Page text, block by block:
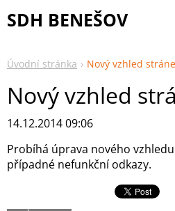
SDH BENEŠOV
Úvodní stránka Nový vzhled
Nový vzhled
14.12.2014 09:06
Probíhá úprava nového
případné nefunkční odkazy.